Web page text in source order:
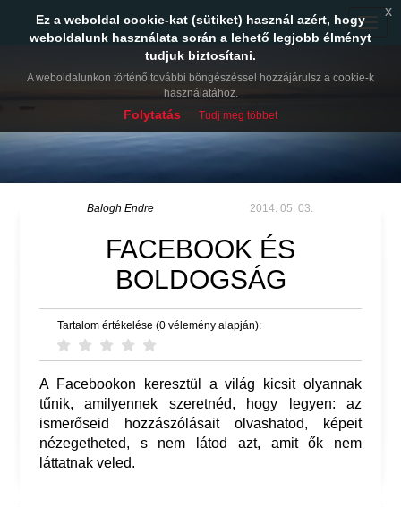
Toggle
Balogh Endre 2014. 05. 03.
FACEBOOK ÉS
BOLDOGSÁG
Tartalom értékelése (0 vélemény alapján):
A Facebookon keresztül a világ kicsit olyannak
tűnik, amilyennek szeretnéd, hogy legyen: az
ismerőseid hozzászólásait olvashatod, képeit
nézegetheted, s nem látod azt, amit ők nem
láttatnak veled.
Ez a weboldal cookie-kat (sütiket) használ azért, hogy
weboldalunk használata során a lehető legjobb élményt
tudjuk biztosítani.
A weboldalunkon történő további böngészéssel hozzájárulsz a cookie-k
használatához.
Folytatás Tudj meg többet
x